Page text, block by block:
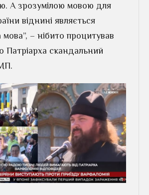
А зрозумілою мовою для
віднині являється
– нібито процитував
Патріарха скандальний